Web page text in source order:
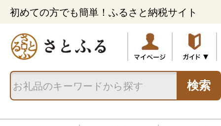
初めての方でも簡単！ふるさと納税サイト
検索